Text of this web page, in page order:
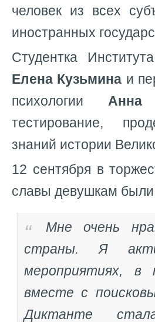
человек из всех
иностранных
Студентка
Елена Кузьмина и
психологии Анна
тестирование,
знаний истории
12 сентября в
славы девушкам
Мне очень
страны. Я
мероприятиях,
вместе с
Диктанте